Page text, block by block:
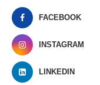
FACEBOOK
INSTAGRAM
LINKEDIN